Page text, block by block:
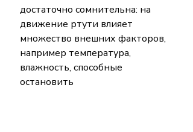
достаточно сомнительна: на
движение ртути влияет
множество внешних факторов,
например температура,
влажность, способные
остановить